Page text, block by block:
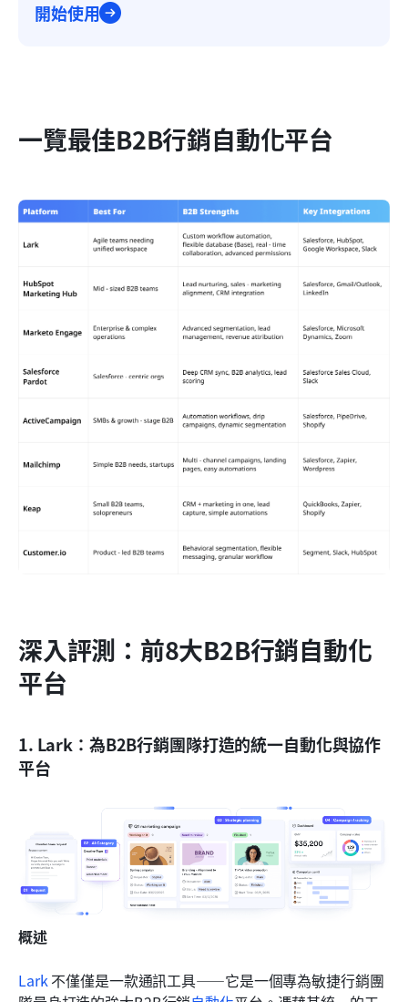
開始使用
一覽最佳B2B行銷自動化平台
深入評測：前8大B2B行銷自動化
平台
1. Lark：為B2B行銷團隊打造的統一自動化與協作
平台
概述
Lark 不僅僅是一款通訊工具——它是一個專為敏捷行銷團